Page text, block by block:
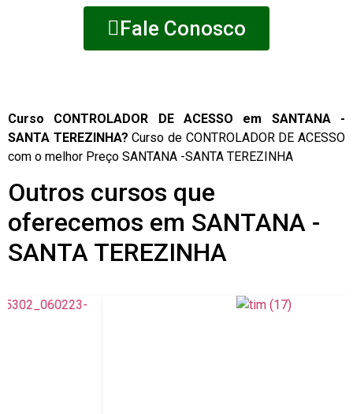
Fale Conosco
Curso CONTROLADOR DE ACESSO em SANTANA -
SANTA TEREZINHA?Curso de CONTROLADOR DE ACESSO
com o melhor Preço SANTANA -SANTA TEREZINHA
Outros cursos que
oferecemos em SANTANA -
SANTA TEREZINHA